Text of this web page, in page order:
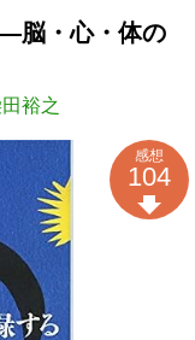
脳・心・体の
裕之
感想
104